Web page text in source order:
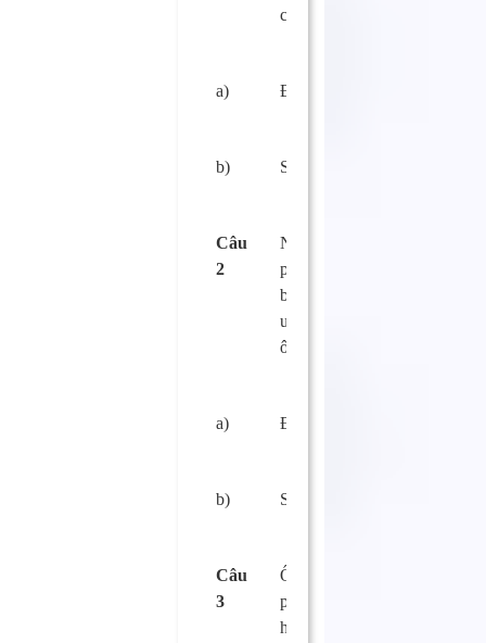
con người?
a) Đúng
b) Sai.
Câu
2
Ngộ độc thực
phẩm là tình trạng
bệnh lý do ăn,
uống thực phẩm bị
ô nhiễm?
a) Đúng
b) Sai.
Câu
3
Ô nhiễm thực
phẩm là sự xuất
hiện các tác nhân